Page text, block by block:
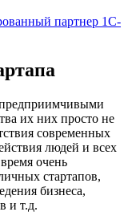
партнер 1С-
предприимчивыми
их них просто не
современных
людей и всех
очень
стартапов,
бизнеса,
и т.д.